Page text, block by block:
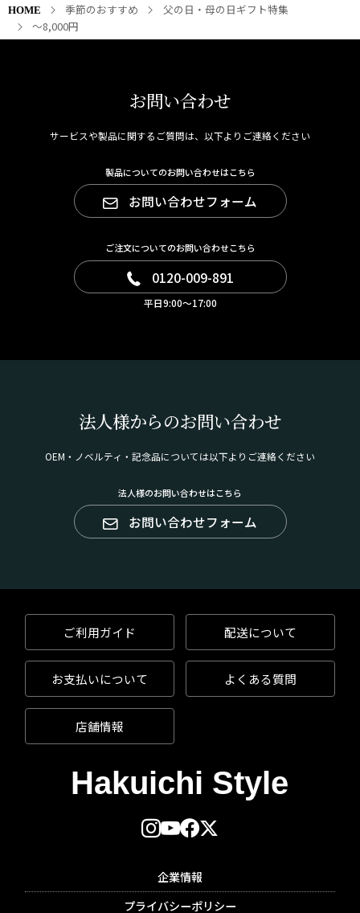
HOME 季節のおすすめ
父の日・母の日ギフト特集
〜8,000円
お問い合わせ
サービスや製品に関するご質問は、以下よりご連絡ください
製品についてのお問い合わせはこちら
お問い合わせフォーム
ご注文についてのお問い合わせこちら
0120-009-891
平日9:00～17:00
法人様からのお問い合わせ
OEM・ノベルティ・記念品については以下よりご連絡ください
法人様のお問い合わせはこちら
お問い合わせフォーム
ご利用ガイド 配送について
お支払いについて よくある質問
店舗情報
企業情報
プライバシーポリシー